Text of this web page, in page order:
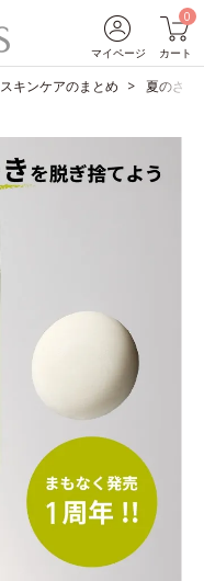
マイページ
0
カート
スキンケアのまとめ 夏のざら